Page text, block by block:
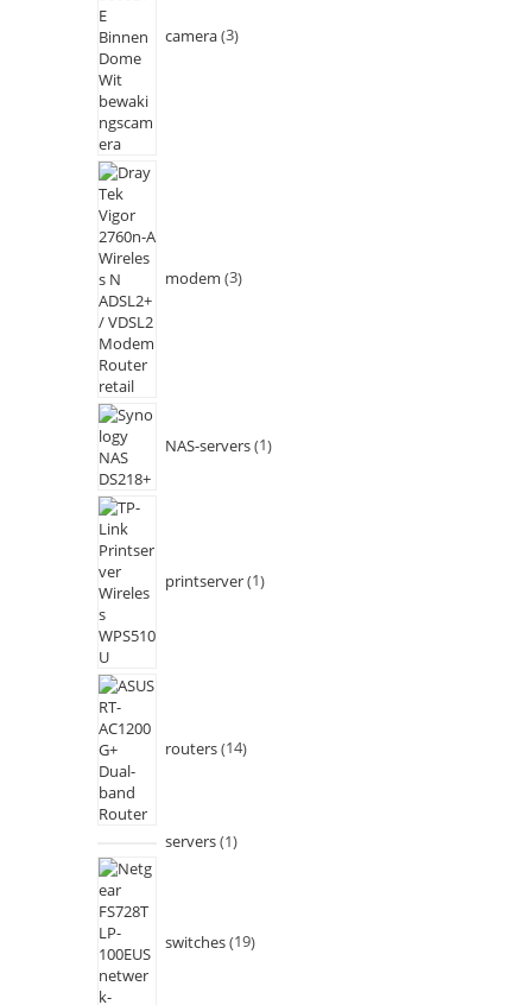
camera 3
modem 3
NAS-servers 1
printserver 1
routers 14
servers 1
switches 19